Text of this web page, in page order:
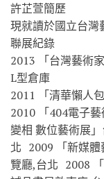
許芷萱簡歷
現就讀於國立台灣
聯展紀錄
2013 「台灣藝術
L型倉庫
2011 「清華懶人
2010 「404電子
變相 數位藝術展
北 2009 「新媒體
覽廳,台北 2008